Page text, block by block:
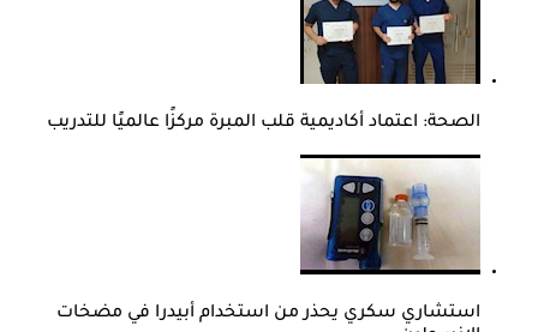
الصحة: اعتماد أكاديمية قلب المبرة مركزًا عالميًا للتدريب
استشاري سكري يحذر من استخدام أبيدرا في مضخات